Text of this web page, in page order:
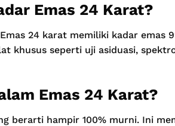
Emas 24 Karat?
24 karat memiliki kadar emas
khusus seperti uji asiduasi,
Emas 24 Karat?
berarti hampir 100% murni. Ini